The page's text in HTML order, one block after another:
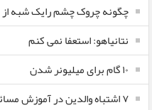
چگونه چروک چشم رایک شبه از
نتانیاهو: استعفا نمی کنم
۱۰ گام برای میلیونر شدن
۷ اشتباه والدین در آموزش مسائل مالی به کودکان